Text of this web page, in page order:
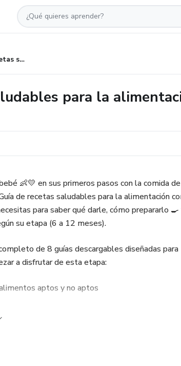
👶🥣 Guía de recetas saludables para la alimentación complementaria
para la
👶💛 en sus primeros pasos con la comida
de recetas saludables para la alimentación
para saber qué darle, cómo prepararlo
su etapa (6 a 12 meses).
de 8 guías descargables diseñadas
a disfrutar de esta etapa:
aptos y no aptos
seguros estilo BLW